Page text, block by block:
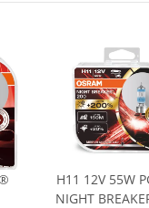
(E46)), 04/1999 bis 06/
193 | KW: 142
H11 12V 55W
NIGHT